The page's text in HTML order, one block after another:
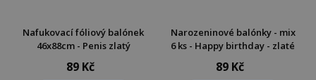
Nafukovací fóliový balónek
46x88cm - Penis zlatý
89 Kč
Narozeninové balónky - mix
6 ks - Happy birthday - zlaté
89 Kč